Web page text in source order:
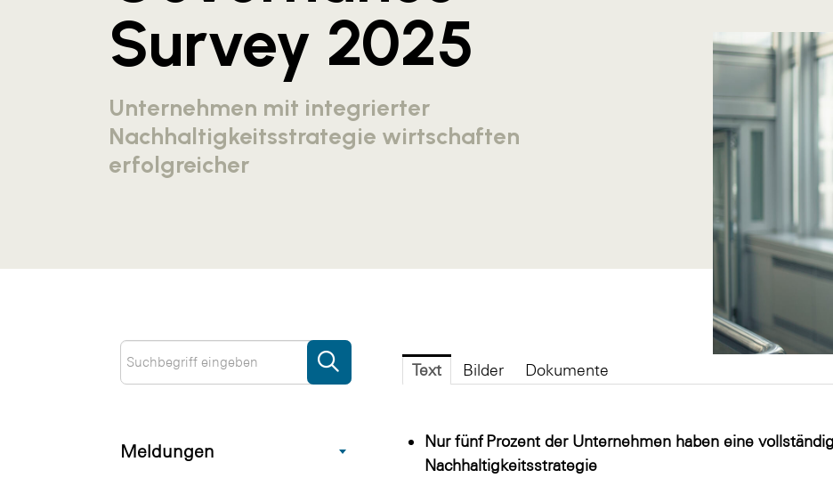
Meldungen
Survey 2025
Unternehmen mit integrierter
Nachhaltigkeitsstrategie wirtschaften
erfolgreicher
Text Bilder Dokumente
Nur fünf Prozent der Unternehmen haben eine
Nachhaltigkeitsstrategie